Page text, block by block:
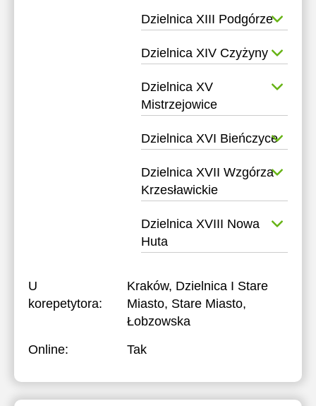
Dzielnica XIII Podgórze
Dzielnica XIV Czyżyny
Dzielnica XV
Mistrzejowice
Dzielnica XVI Bieńczyce
Dzielnica XVII Wzgórza
Krzesławickie
Dzielnica XVIII Nowa
Huta
U
korepetytora:
Kraków, Dzielnica I Stare
Miasto, Stare Miasto,
Łobzowska
Online:
Tak